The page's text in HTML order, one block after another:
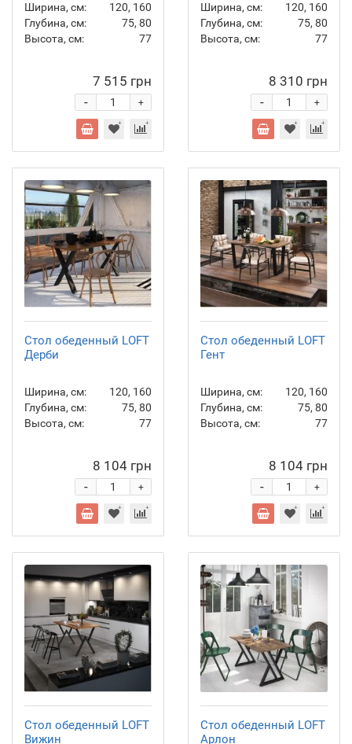
Ширина, см:
120, 160
Глубина, см:
75, 80
Высота, см:
77
7 515 грн
+
-
Ширина, см:
120, 160
Глубина, см:
75, 80
Высота, см:
77
8 310 грн
+
-
Стол обеденный LOFT
Дерби
Ширина, см:
120, 160
Глубина, см:
75, 80
Высота, см:
77
8 104 грн
+
-
Стол обеденный LOFT
Гент
Ширина, см:
120, 160
Глубина, см:
75, 80
Высота, см:
77
8 104 грн
+
-
Стол обеденный LOFT
Вижин
Стол обеденный LOFT
Арлон